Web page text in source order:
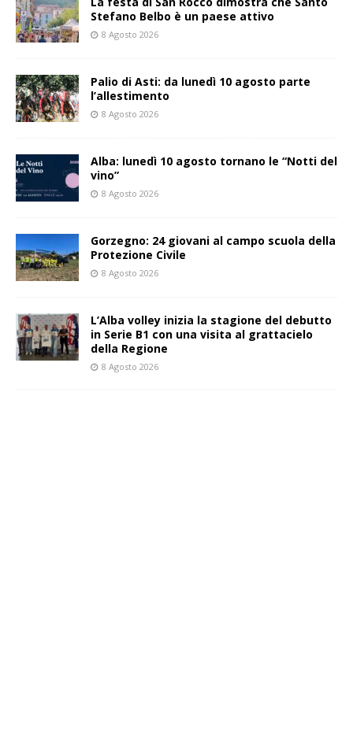
Stefano Belbo è un paese attivo
8 Agosto 2026
Palio di Asti: da lunedì 10 agosto parte
l’allestimento
8 Agosto 2026
Alba: lunedì 10 agosto tornano le “Notti del
vino”
8 Agosto 2026
Gorzegno: 24 giovani al campo scuola della
Protezione Civile
8 Agosto 2026
L’Alba volley inizia la stagione del debutto
in Serie B1 con una visita al grattacielo
della Regione
8 Agosto 2026